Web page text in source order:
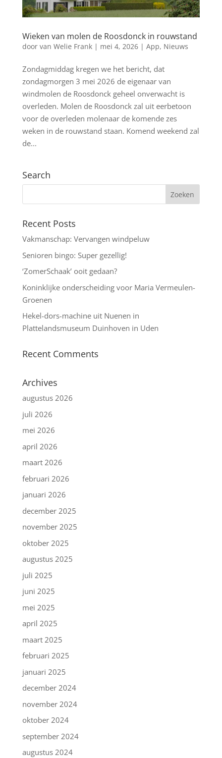
Wieken van molen de Roosdonck in rouwstand
door van Welie Frank| mei 4, 2026| App, Nieuws
Zondagmiddag kregen we het bericht, dat
zondagmorgen 3 mei 2026 de eigenaar van
windmolen de Roosdonck geheel onverwacht is
overleden. Molen de Roosdonck zal uit eerbetoon
voor de overleden molenaar de komende zes
weken in de rouwstand staan. Komend weekend zal
de...
Search
Recent Posts
Vakmanschap: Vervangen windpeluw
Senioren bingo: Super gezellig!
‘ZomerSchaak’ ooit gedaan?
Koninklijke onderscheiding voor Maria Vermeulen-
Groenen
Hekel-dors-machine uit Nuenen in
Plattelandsmuseum Duinhoven in Uden
Recent Comments
Archives
augustus 2026
juli 2026
mei 2026
april 2026
maart 2026
februari 2026
januari 2026
december 2025
november 2025
oktober 2025
augustus 2025
juli 2025
juni 2025
mei 2025
april 2025
maart 2025
februari 2025
januari 2025
december 2024
november 2024
oktober 2024
september 2024
augustus 2024